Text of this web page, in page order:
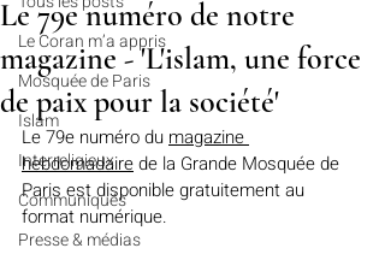
Le Coran m’a appris
Mosquée de Paris
Islam
Interreligieux
Communiqués
Presse & médias
Le 79e numéro de notre
magazine - 'L'islam, une force
de paix pour la société'
Le 79e numéro du magazine
hebdomadaire de la Grande Mosquée de
Paris est disponible gratuitement au
format numérique.